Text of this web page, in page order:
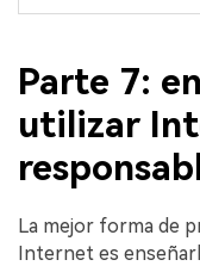
Parte 7:
utilizar
La mejor forma de
Internet es